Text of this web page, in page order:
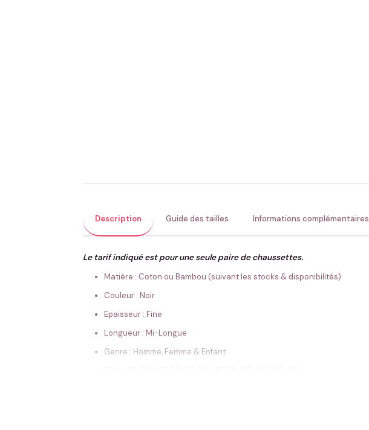
Description Guide des tailles Informations complémentaires
Le tarif indiqué est pour une seule paire de chaussettes.
Matière : Coton ou Bambou (suivant les stocks & disponibilités)
Couleur : Noir
Epaisseur : Fine
Longueur : Mi-Longue
Genre : Homme, Femme & Enfant